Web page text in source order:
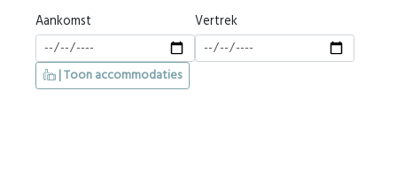
Aankomst Vertrek
| Toon accommodaties